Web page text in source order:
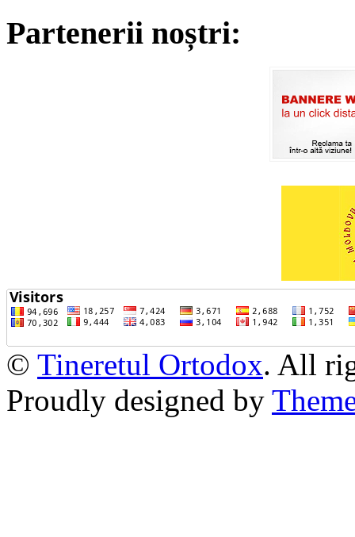
Partenerii noștri:
© Tineretul Ortodox. All
Proudly designed by